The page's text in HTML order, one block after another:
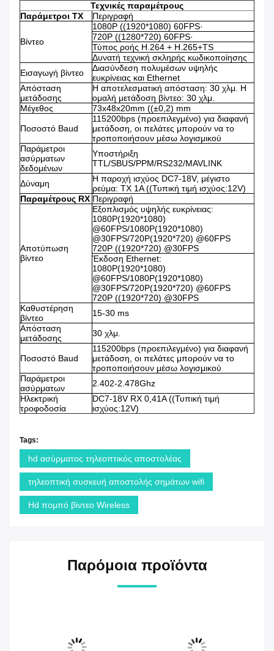
Τεχνικές παραμέτρους
Παράμετροι TX
Περιγραφή
Βίντεο
1080P ((1920*1080) 60FPS·
720P ((1280*720) 60FPS·
Τύπος ροής H.264 + H.265+TS
Δυνατή τεχνική σκληρής κωδικοποίησης
Εισαγωγή βίντεο
Διασύνδεση πολυμέσων υψηλής
ευκρίνειας και Ethernet
Απόσταση
μετάδοσης
Η αποτελεσματική απόσταση: 30 χλμ. Η
ομαλή μετάδοση βίντεο: 30 χλμ.
Μέγεθος
73x48x20mm ((±0,2) mm
Ποσοστό Baud
115200bps (προεπιλεγμένο) για διαφανή
μετάδοση, οι πελάτες μπορούν να το
τροποποιήσουν μέσω λογισμικού
Παράμετροι
ασύρματων
δεδομένων
Υποστήριξη
TTL/SBUS/PPM/RS232/MAVLINK
Δύναμη
Η παροχή ισχύος DC7-18V, μέγιστο
ρεύμα: TX 1A ((Τυπική τιμή ισχύος:12V)
Παραμέτρους RX Περιγραφή
Αποτύπωση
βίντεο
Εξοπλισμός υψηλής ευκρίνειας:
1080P(1920*1080)
@60FPS/1080P(1920*1080)
@30FPS/720P(1920*720) @60FPS
720P ((1920*720) @30FPS
Έκδοση Ethernet:
1080P(1920*1080)
@60FPS/1080P(1920*1080)
@30FPS/720P(1920*720) @60FPS
720P ((1920*720) @30FPS
Καθυστέρηση
βίντεο
15-30 ms
Απόσταση
μετάδοσης
30 χλμ.
Ποσοστό Baud
115200bps (προεπιλεγμένο) για διαφανή
μετάδοση, οι πελάτες μπορούν να το
τροποποιήσουν μέσω λογισμικού
Παράμετροι
ασύρματων
2.402-2.478Ghz
Ηλεκτρική
τροφοδοσία
DC7-18V RX 0,41A ((Τυπική τιμή
ισχύος:12V)
Tags:
hd ασύρματος τηλεοπτικός αποστολέας
τηλεοπτική συσκευή αποστολής σημάτων wifi
Hd πομπό βίντεο Wireless
Παρόμοια προϊόντα